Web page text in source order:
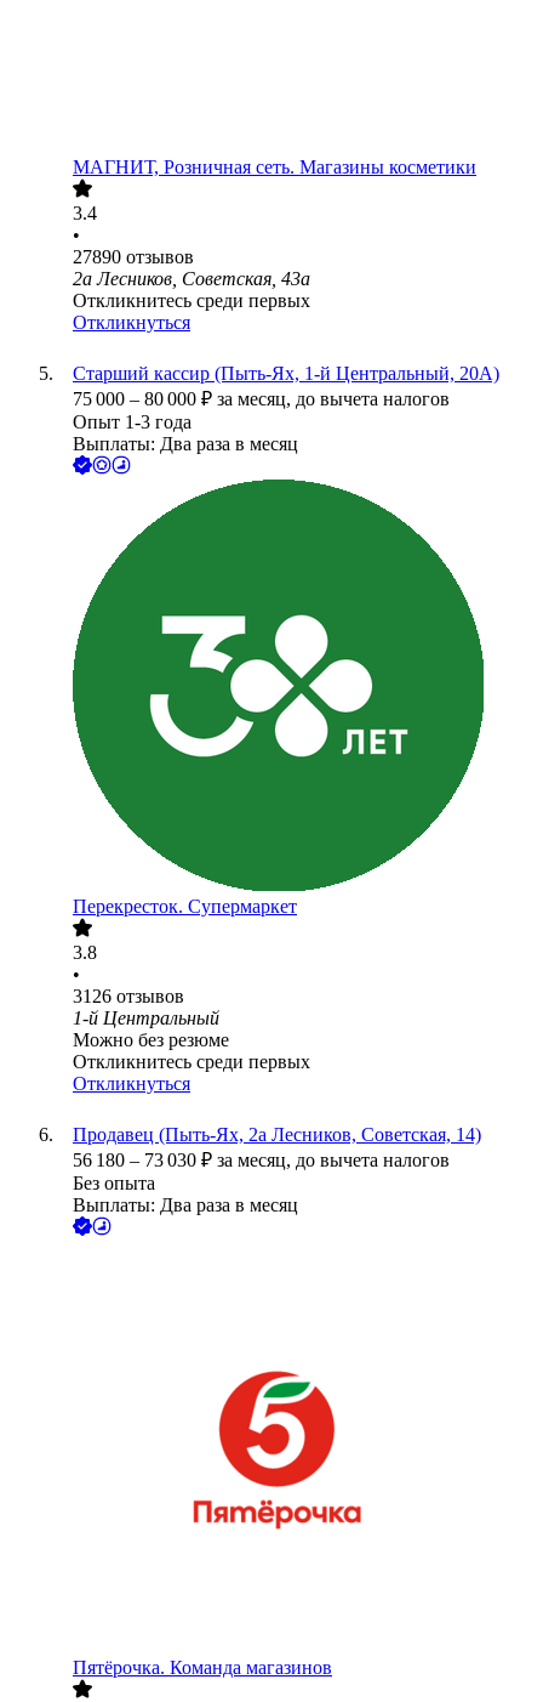
МАГНИТ, Розничная сеть. Магазины косметики
3.4
•
27890 отзывов
2а Лесников, Советская, 43а
Откликнитесь среди первых
Откликнуться
Старший кассир (Пыть-Ях, 1-й Центральный, 20А)
75 000 – 80 000 ₽ за месяц, до вычета налогов
Опыт 1-3 года
Выплаты: Два раза в месяц
Перекресток. Супермаркет
3.8
•
3126 отзывов
1-й Центральный
Можно без резюме
Откликнитесь среди первых
Откликнуться
Продавец (Пыть-Ях, 2а Лесников, Советская, 14)
56 180 – 73 030 ₽ за месяц, до вычета налогов
Без опыта
Выплаты: Два раза в месяц
Пятёрочка. Команда магазинов